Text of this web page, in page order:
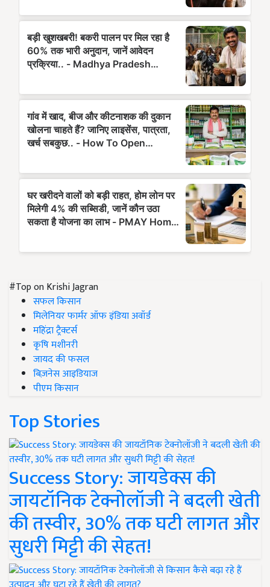
#Top on Krishi Jagran
सफल किसान
मिलेनियर फार्मर ऑफ इंडिया अवॉर्ड
महिंद्रा ट्रैक्टर्स
कृषि मशीनरी
जायद की फसल
बिज़नेस आइडियाज
पीएम किसान
Top Stories
Success Story: जायडेक्स की
जायटॉनिक टेक्नोलॉजी ने बदली खेती
की तस्वीर, 30% तक घटी लागत और
सुधरी मिट्टी की सेहत!